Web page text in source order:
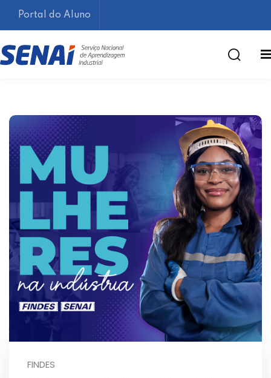
Portal do Aluno
FINDES
Lembrar-me Esqueceu sua senha?